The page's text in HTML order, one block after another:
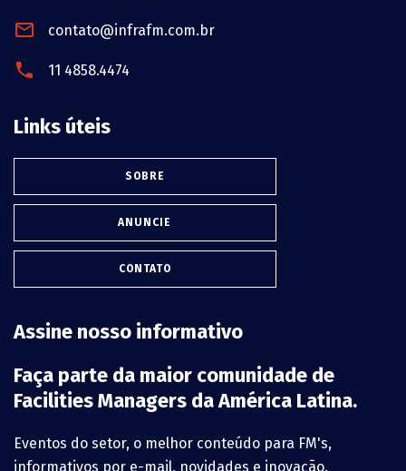
contato@infrafm.com.br
11 4858.4474
Links úteis
SOBRE
ANUNCIE
CONTATO
Assine nosso informativo
Faça parte da maior comunidade de
Facilities Managers da América Latina.
Eventos do setor, o melhor conteúdo para FM's,
informativos por e-mail, novidades e inovação.